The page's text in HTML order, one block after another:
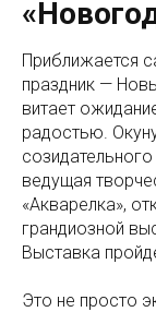
Приближается
праздник —
витает
радостью.
ведущая
«Акварелка»,
грандиозной
Выставка
Это не просто